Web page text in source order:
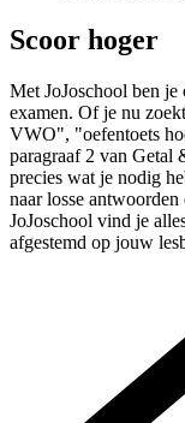
Scoor hoger
Met JoJoschool ben
examen. Of je nu
VWO", "oefentoets
paragraaf 2 van Getal
precies wat je nodig
naar losse
JoJoschool vind je
afgestemd op jouw